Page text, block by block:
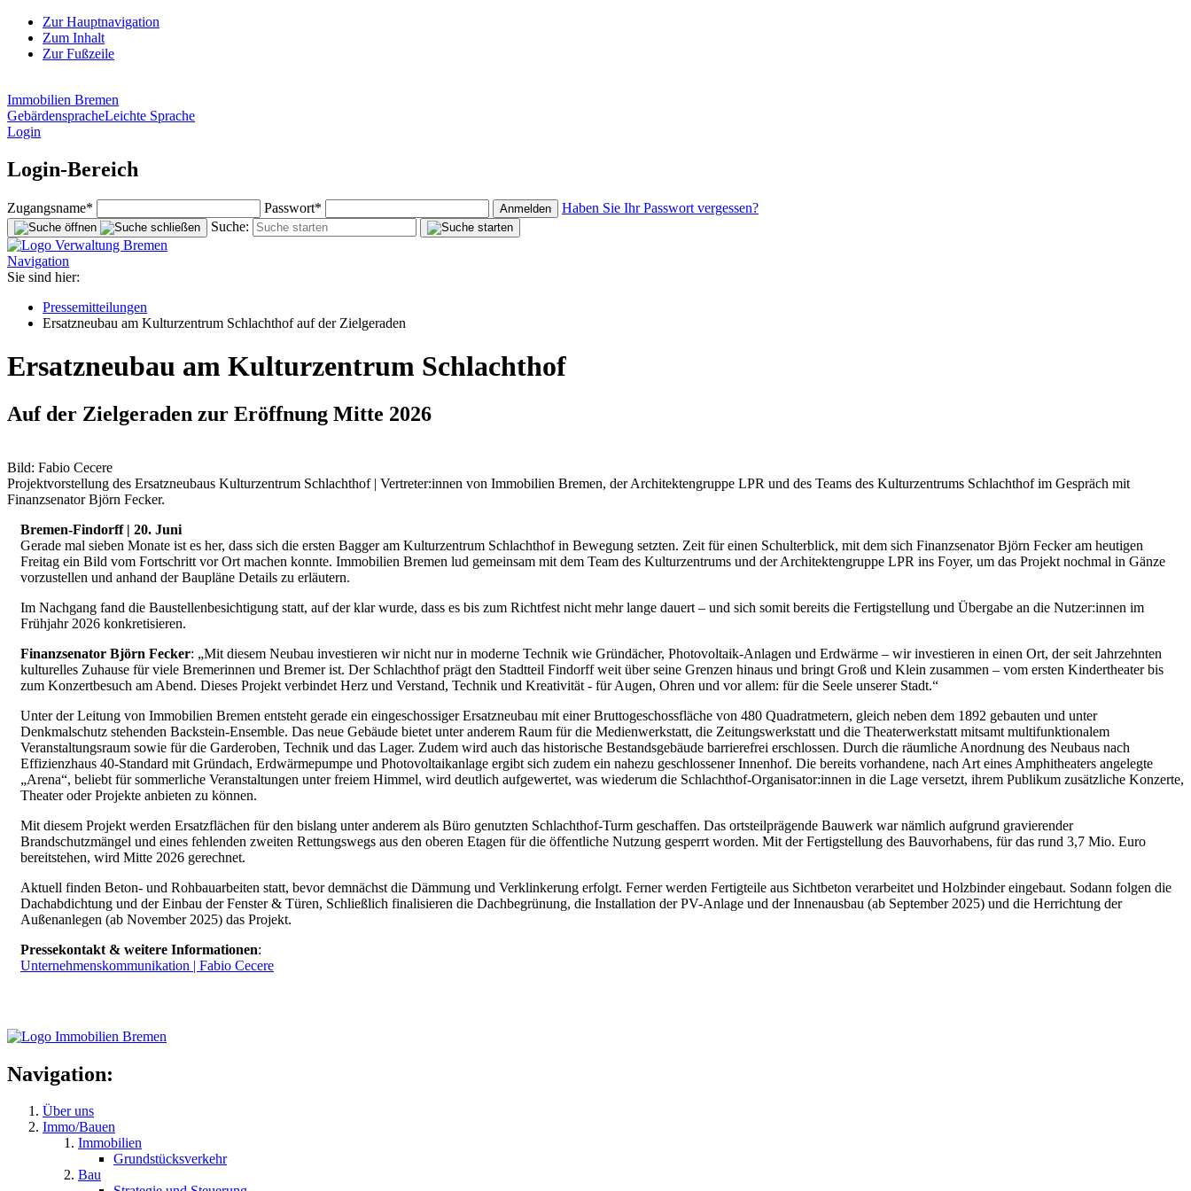
Zur Hauptnavigation
Zum Inhalt
Zur Fußzeile
Immobilien Bremen
GebärdenspracheLeichte Sprache
Login
Login-Bereich
Zugangsname* Passwort* Anmelden
Haben Sie Ihr Passwort vergessen?
Suche:
Navigation
Sie sind hier:
Pressemitteilungen
Ersatzneubau am Kulturzentrum Schlachthof auf der Zielgeraden
Ersatzneubau am Kulturzentrum Schlachthof
Auf der Zielgeraden zur Eröffnung Mitte 2026
Bild: Fabio Cecere
Projektvorstellung des Ersatzneubaus Kulturzentrum Schlachthof | Vertreter:innen von Immobilien Bremen, der Architektengruppe LPR und des Teams des Kulturzentrums Schlachthof im Gespräch mit
Finanzsenator Björn Fecker.
Bremen-Findorff | 20. Juni
Gerade mal sieben Monate ist es her, dass sich die ersten Bagger am Kulturzentrum Schlachthof in Bewegung setzten. Zeit für einen Schulterblick, mit dem sich Finanzsenator Björn Fecker am heutigen
Freitag ein Bild vom Fortschritt vor Ort machen konnte. Immobilien Bremen lud gemeinsam mit dem Team des Kulturzentrums und der Architektengruppe LPR ins Foyer, um das Projekt nochmal in Gänze
vorzustellen und anhand der Baupläne Details zu erläutern.
Im Nachgang fand die Baustellenbesichtigung statt, auf der klar wurde, dass es bis zum Richtfest nicht mehr lange dauert – und sich somit bereits die Fertigstellung und Übergabe an die Nutzer:innen im
Frühjahr 2026 konkretisieren.
Finanzsenator Björn Fecker: „Mit diesem Neubau investieren wir nicht nur in moderne Technik wie Gründächer, Photovoltaik-Anlagen und Erdwärme – wir investieren in einen Ort, der seit Jahrzehnten
kulturelles Zuhause für viele Bremerinnen und Bremer ist. Der Schlachthof prägt den Stadtteil Findorff weit über seine Grenzen hinaus und bringt Groß und Klein zusammen – vom ersten Kindertheater bis
zum Konzertbesuch am Abend. Dieses Projekt verbindet Herz und Verstand, Technik und Kreativität - für Augen, Ohren und vor allem: für die Seele unserer Stadt.“
Unter der Leitung von Immobilien Bremen entsteht gerade ein eingeschossiger Ersatzneubau mit einer Bruttogeschossfläche von 480 Quadratmetern, gleich neben dem 1892 gebauten und unter
Denkmalschutz stehenden Backstein-Ensemble. Das neue Gebäude bietet unter anderem Raum für die Medienwerkstatt, die Zeitungswerkstatt und die Theaterwerkstatt mitsamt multifunktionalem
Veranstaltungsraum sowie für die Garderoben, Technik und das Lager. Zudem wird auch das historische Bestandsgebäude barrierefrei erschlossen. Durch die räumliche Anordnung des Neubaus nach
Effizienzhaus 40-Standard mit Gründach, Erdwärmepumpe und Photovoltaikanlage ergibt sich zudem ein nahezu geschlossener Innenhof. Die bereits vorhandene, nach Art eines Amphitheaters angelegte
„Arena“, beliebt für sommerliche Veranstaltungen unter freiem Himmel, wird deutlich aufgewertet, was wiederum die Schlachthof-Organisator:innen in die Lage versetzt, ihrem Publikum zusätzliche Konzerte,
Theater oder Projekte anbieten zu können.
Mit diesem Projekt werden Ersatzflächen für den bislang unter anderem als Büro genutzten Schlachthof-Turm geschaffen. Das ortsteilprägende Bauwerk war nämlich aufgrund gravierender
Brandschutzmängel und eines fehlenden zweiten Rettungswegs aus den oberen Etagen für die öffentliche Nutzung gesperrt worden. Mit der Fertigstellung des Bauvorhabens, für das rund 3,7 Mio. Euro
bereitstehen, wird Mitte 2026 gerechnet.
Aktuell finden Beton- und Rohbauarbeiten statt, bevor demnächst die Dämmung und Verklinkerung erfolgt. Ferner werden Fertigteile aus Sichtbeton verarbeitet und Holzbinder eingebaut. Sodann folgen die
Dachabdichtung und der Einbau der Fenster & Türen, Schließlich finalisieren die Dachbegrünung, die Installation der PV-Anlage und der Innenausbau (ab September 2025) und die Herrichtung der
Außenanlegen (ab November 2025) das Projekt.
Pressekontakt & weitere Informationen:
Unternehmenskommunikation | Fabio Cecere
Navigation:
Über uns
Immo/Bauen
Immobilien
Grundstücksverkehr
Bau